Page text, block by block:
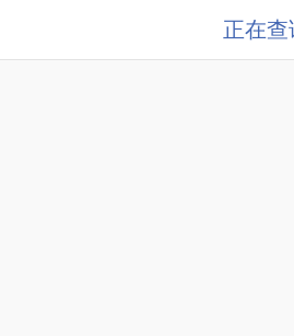
正在查